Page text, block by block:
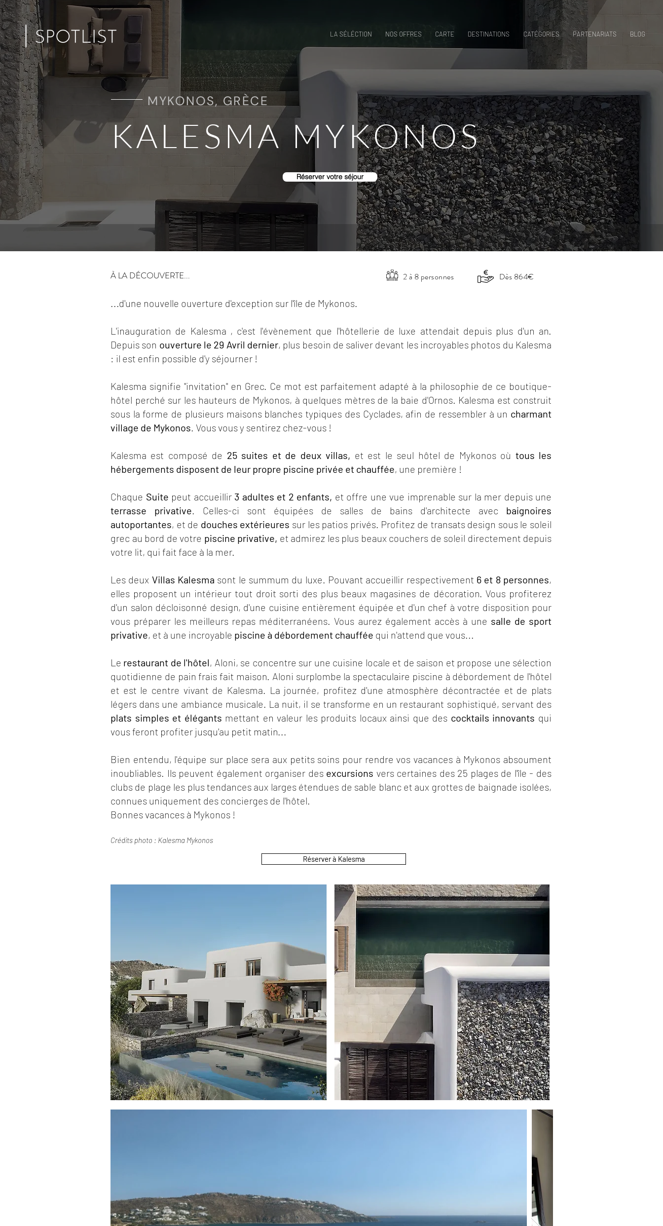
LA SÉLÉCTION NOS OFFRES CARTE DESTINATIONS CATÉGORIES PARTENARIATS BLOG
MYKONOS, GRÈCE
KALESMA MYKONOS
Réserver votre séjour
À LA DÉCOUVERTE... 2 à 8 personnes Dès 864€
...d'une nouvelle ouverture d'exception sur l'île de Mykonos.
L'inauguration de Kalesma , c'est l'évènement que l'hôtellerie de luxe attendait depuis plus d'un an.
Depuis son ouverture le 29 Avril dernier, plus besoin de saliver devant les incroyables photos du Kalesma
: il est enfin possible d'y séjourner !
Kalesma signifie "invitation" en Grec. Ce mot est parfaitement adapté à la philosophie de ce boutique-
hôtel perché sur les hauteurs de Mykonos, à quelques mètres de la baie d'Ornos. Kalesma est construit
sous la forme de plusieurs maisons blanches typiques des Cyclades, afin de ressembler à un charmant
village de Mykonos. Vous vous y sentirez chez-vous !
Kalesma est composé de 25 suites et de deux villas, et est le seul hôtel de Mykonos où tous les
hébergements disposent de leur propre piscine privée et chauffée, une première !
Chaque Suite peut accueillir 3 adultes et 2 enfants, et offre une vue imprenable sur la mer depuis une
terrasse privative. Celles-ci sont équipées de salles de bains d'architecte avec baignoires
autoportantes, et de douches extérieures sur les patios privés. Profitez de transats design sous le soleil
grec au bord de votre piscine privative, et admirez les plus beaux couchers de soleil directement depuis
votre lit, qui fait face à la mer.
Les deux Villas Kalesma sont le summum du luxe. Pouvant accueillir respectivement 6 et 8 personnes,
elles proposent un intérieur tout droit sorti des plus beaux magasines de décoration. Vous profiterez
d'un salon décloisonné design, d'une cuisine entièrement équipée et d'un chef à votre disposition pour
vous préparer les meilleurs repas méditerranéens. Vous aurez également accès à une salle de sport
privative, et à une incroyable piscine à débordement chauffée qui n'attend que vous...
Le restaurant de l'hôtel, Aloni, se concentre sur une cuisine locale et de saison et propose une sélection
quotidienne de pain frais fait maison. Aloni surplombe la spectaculaire piscine à débordement de l'hôtel
et est le centre vivant de Kalesma. La journée, profitez d'une atmosphère décontractée et de plats
légers dans une ambiance musicale. La nuit, il se transforme en un restaurant sophistiqué, servant des
plats simples et élégants mettant en valeur les produits locaux ainsi que des cocktails innovants qui
vous feront profiter jusqu'au petit matin...
Bien entendu, l'équipe sur place sera aux petits soins pour rendre vos vacances à Mykonos absoument
inoubliables. Ils peuvent également organiser des excursions vers certaines des 25 plages de l'île - des
clubs de plage les plus tendances aux larges étendues de sable blanc et aux grottes de baignade isolées,
connues uniquement des concierges de l'hôtel.
Bonnes vacances à Mykonos !
Crédits photo : Kalesma Mykonos
Réserver à Kalesma